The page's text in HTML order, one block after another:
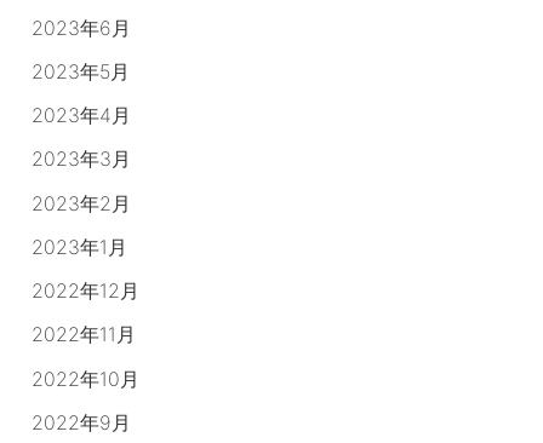
2023年6月
2023年5月
2023年4月
2023年3月
2023年2月
2023年1月
2022年12月
2022年11月
2022年10月
2022年9月